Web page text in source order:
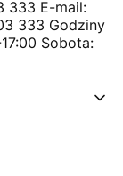
333 E-mail:
333 Godziny
Sobota: